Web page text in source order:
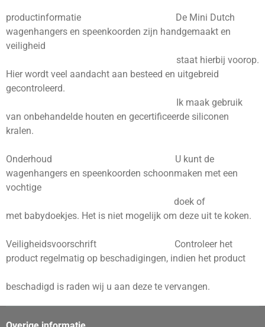
productinformatie De Mini Dutch
wagenhangers en speenkoorden zijn handgemaakt en
veiligheid
staat hierbij voorop.
Hier wordt veel aandacht aan besteed en uitgebreid
gecontroleerd.
Ik maak gebruik
van onbehandelde houten en gecertificeerde siliconen
kralen.
Onderhoud U kunt de
wagenhangers en speenkoorden schoonmaken met een
vochtige
doek of
met babydoekjes. Het is niet mogelijk om deze uit te koken.
Veiligheidsvoorschrift Controleer het
product regelmatig op beschadigingen, indien het product
beschadigd is raden wij u aan deze te vervangen.